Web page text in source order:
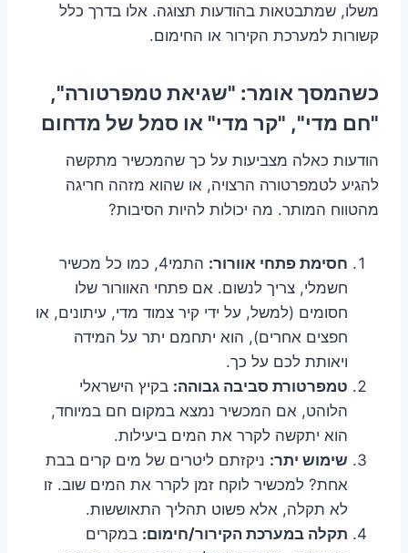
משלו, שמתבטאות בהודעות תצוגה. אלו בדרך כלל
קשורות למערכת הקירור או החימום.
כשהמסך אומר: "שגיאת טמפרטורה",
"חם מדי", "קר מדי" או סמל של מדחום
הודעות כאלה מצביעות על כך שהמכשיר מתקשה
להגיע לטמפרטורה הרצויה, או שהוא מזהה חריגה
מהטווח המותר. מה יכולות להיות הסיבות?
חסימת פתחי אוורור:
התמי4, כמו כל מכשיר
חשמלי, צריך לנשום. אם פתחי האוורור שלו
חסומים (למשל, על ידי קיר צמוד מדי, עיתונים, או
חפצים אחרים), הוא יתחמם יתר על המידה
ויאותת לכם על כך.
טמפרטורת סביבה גבוהה: בקיץ הישראלי
הלוהט, אם המכשיר נמצא במקום חם במיוחד,
הוא יתקשה לקרר את המים ביעילות.
שימוש יתר: ניקזתם ליטרים של מים קרים בבת
אחת? למכשיר לוקח זמן לקרר את המים שוב. זו
לא תקלה, אלא פשוט תהליך התאוששות.
תקלה במערכת הקירור/חימום: במקרים